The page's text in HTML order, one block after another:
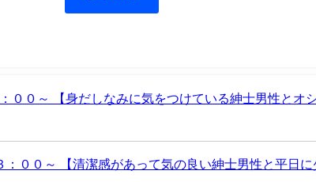
００～ 【身だしなみに気をつけている紳士男性とオ
：００～ 【清潔感があって気の良い紳士男性と平日